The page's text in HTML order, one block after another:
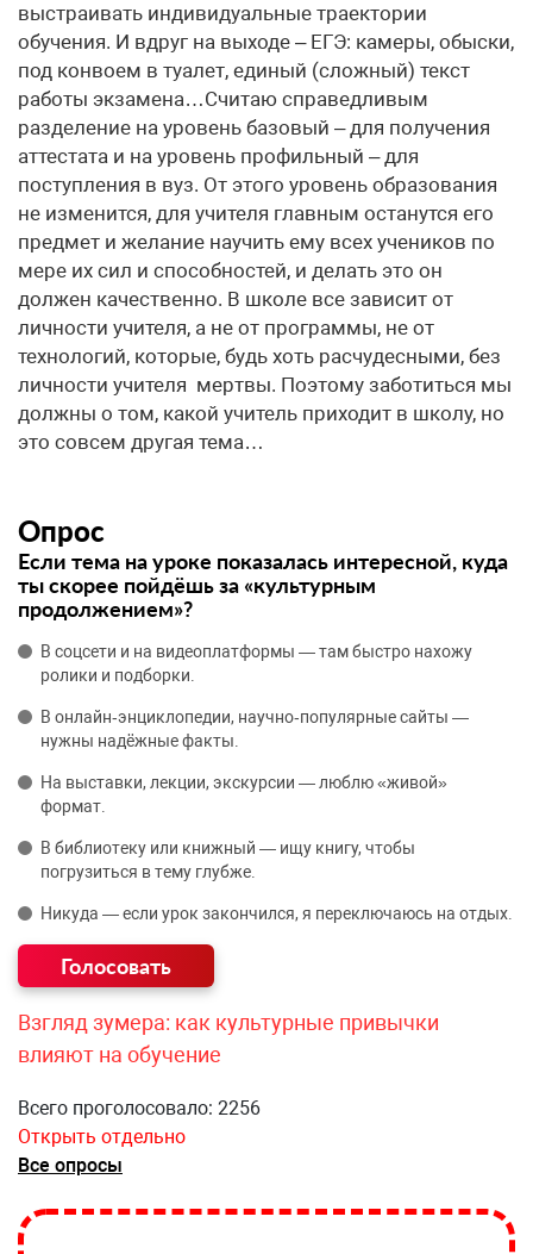
выстраивать индивидуальные траектории
обучения. И вдруг на выходе – ЕГЭ: камеры, обыски,
под конвоем в туалет, единый (сложный) текст
работы экзамена…Считаю справедливым
разделение на уровень базовый – для получения
аттестата и на уровень профильный – для
поступления в вуз. От этого уровень образования
не изменится, для учителя главным останутся его
предмет и желание научить ему всех учеников по
мере их сил и способностей, и делать это он
должен качественно. В школе все зависит от
личности учителя, а не от программы, не от
технологий, которые, будь хоть расчудесными, без
личности учителя мертвы. Поэтому заботиться мы
должны о том, какой учитель приходит в школу, но
это совсем другая тема…
Опрос
Если тема на уроке показалась интересной, куда
ты скорее пойдёшь за «культурным
продолжением»?
В соцсети и на видеоплатформы — там быстро нахожу
ролики и подборки.
В онлайн‑энциклопедии, научно‑популярные сайты —
нужны надёжные факты.
На выставки, лекции, экскурсии — люблю «живой»
формат.
В библиотеку или книжный — ищу книгу, чтобы
погрузиться в тему глубже.
Никуда — если урок закончился, я переключаюсь на отдых.
Взгляд зумера: как культурные привычки
влияют на обучение
Всего проголосовало: 2256
Открыть отдельно
Все опросы